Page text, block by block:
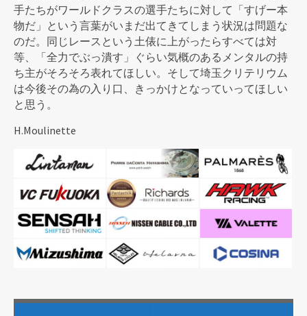
手たちがワールドクラスの選手たちに対して「すげー本
物だ」という言葉がいまだ出てきてしまう状況は問題な
のだ。同じレースという土俵に上がったらすべては対
等、「全力でぶっ潰す」ぐらい気概のあるメンタルの持
ち主がそろそろ表れてほしい。そして埼玉クリテリウム
は今後その為の入り口、きっかけとなっていってほしい
と思う。
H.Moulinette